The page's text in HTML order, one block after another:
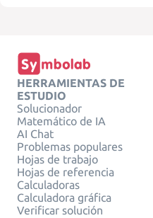
HERRAMIENTAS DE
ESTUDIO
Solucionador
Matemático de IA
AI Chat
Problemas populares
Hojas de trabajo
Hojas de referencia
Calculadoras
Calculadora gráfica
Verificar solución